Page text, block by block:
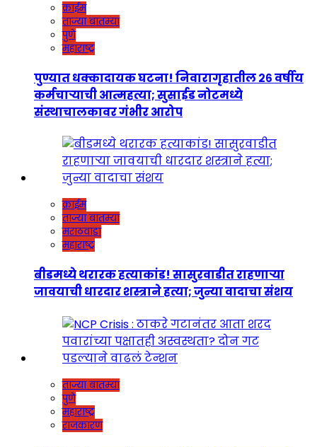
क्राईम
ताज्या बातम्या
पुणे
महाराष्ट्र
पुण्यात धक्कादायक घटना! निवारागृहातील २६ वर्षीय
कर्मचाऱ्याची आत्महत्या; सुसाईड नोटमध्ये
संस्थाचालकावर गंभीर आरोप
क्राईम
ताज्या बातम्या
मराठवाडा
महाराष्ट्र
बीडमध्ये थरारक हत्याकांड! सासुरवाडीत राहणाऱ्या
जावयाची धारदार शस्त्राने हत्या; जुन्या वादाचा संशय
ताज्या बातम्या
पुणे
महाराष्ट्र
राजकारण